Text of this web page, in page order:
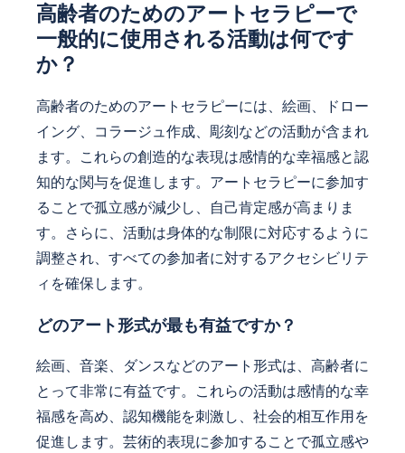
高齢者のためのアートセラピーで
一般的に使用される活動は何です
か？
高齢者のためのアートセラピーには、絵画、ドロー
イング、コラージュ作成、彫刻などの活動が含まれ
ます。これらの創造的な表現は感情的な幸福感と認
知的な関与を促進します。アートセラピーに参加す
ることで孤立感が減少し、自己肯定感が高まりま
す。さらに、活動は身体的な制限に対応するように
調整され、すべての参加者に対するアクセシビリテ
ィを確保します。
どのアート形式が最も有益ですか？
絵画、音楽、ダンスなどのアート形式は、高齢者に
とって非常に有益です。これらの活動は感情的な幸
福感を高め、認知機能を刺激し、社会的相互作用を
促進します。芸術的表現に参加することで孤立感や